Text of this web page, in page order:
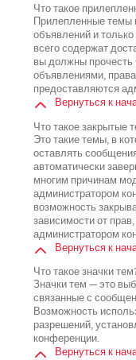
Что такое
Прилепленные темы
объявлений и
всего содержат
вы должны прочесть
объявлениями,
предоставляются
Вернуться к
Что такое закрытые
Это такие темы, в
оставлять
автоматически
многим причинам
администратором
возможность
зависимости от
администратором
Вернуться к
Что такое значки
Значки тем — это
связанные с
Возможность
разрешений,
конференции.
Вернуться к